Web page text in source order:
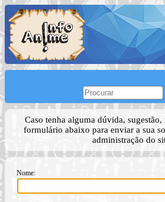
Caso tenha alguma dúvida,
formulário abaixo para enviar a sua
administração do
Nome: